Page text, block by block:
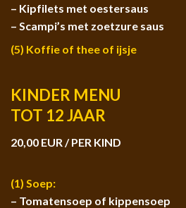
– Kipfilets met oestersaus
– Scampi’s met zoetzure saus
(5) Koffie of thee of ijsje
KINDER MENU
TOT 12 JAAR
20,00 EUR / PER KIND
(1) Soep:
– Tomatensoep of kippensoep